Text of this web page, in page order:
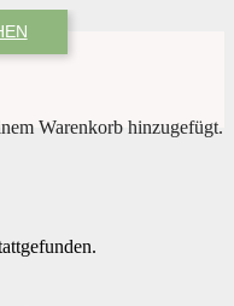
Warenkorb hinzugefügt.